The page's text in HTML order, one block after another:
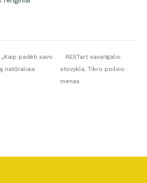
padėti savo
natūraliais
RESTart savaitgalio
stovykla. Tikro poilsio
menas